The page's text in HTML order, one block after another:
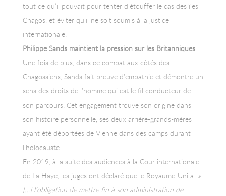
tout ce qu’il pouvait pour tenter d’étouffer le cas des îles
Chagos, et éviter qu’il ne soit soumis à la justice
internationale.
Philippe Sands maintient la pression sur les Britanniques
Une fois de plus, dans ce combat aux côtés des
Chagossiens, Sands fait preuve d’empathie et démontre un
sens des droits de l’homme qui est le fil conducteur de
son parcours. Cet engagement trouve son origine dans
son histoire personnelle, ses deux arrière-grands-mères
ayant été déportées de Vienne dans des camps durant
l’holocauste.
En 2019, à la suite des audiences à la Cour internationale
de La Haye, les juges ont déclaré que le Royaume-Uni a »
[…] l’obligation de mettre fin à son administration de